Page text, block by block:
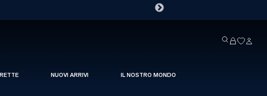
NUOVI ARRIVI IL NOSTRO MONDO